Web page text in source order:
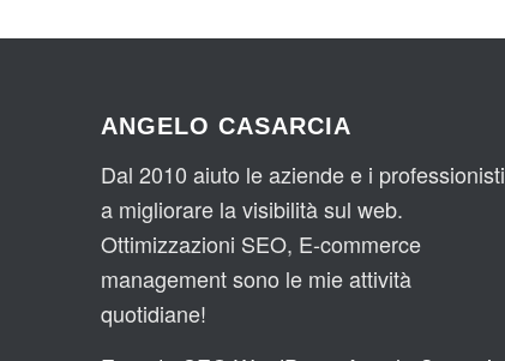
ANGELO CASARCIA
Dal 2010 aiuto le aziende e i professionisti
a migliorare la visibilità sul web.
Ottimizzazioni SEO, E-commerce
management sono le mie attività
quotidiane!